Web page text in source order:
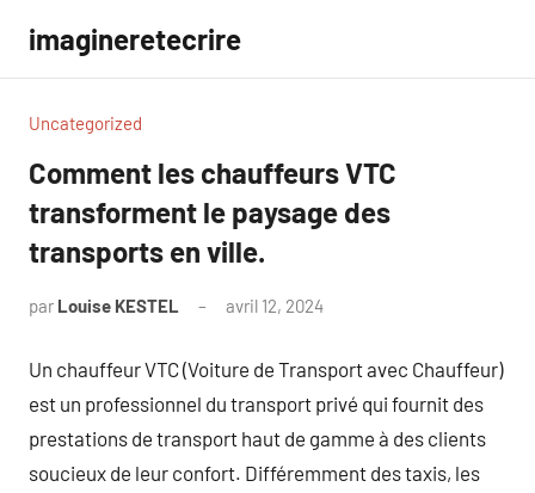
contenu
imagineretecrire
Uncategorized
Comment les chauffeurs VTC
transforment le paysage des
transports en ville.
par Louise KESTEL avril 12, 2024
Un chauffeur VTC (Voiture de Transport avec Chauffeur)
est un professionnel du transport privé qui fournit des
prestations de transport haut de gamme à des clients
soucieux de leur confort. Différemment des taxis, les